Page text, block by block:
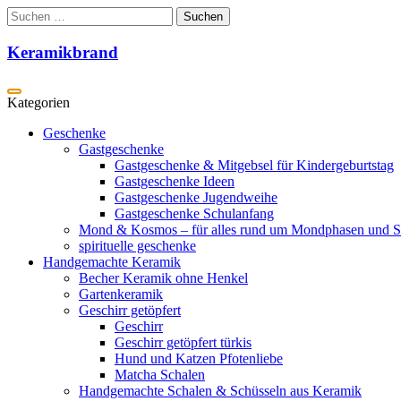
Zum
Inhalt
springen
Suchen
nach:
Keramikbrand
Geschenke
Gastgeschenke
Gastgeschenke & Mitgebsel für Kindergeburtstag
Gastgeschenke Ideen
Gastgeschenke Jugendweihe
Gastgeschenke Schulanfang
Mond & Kosmos – für alles rund um Mondphasen und
spirituelle geschenke
Handgemachte Keramik
Becher Keramik ohne Henkel
Gartenkeramik
Geschirr getöpfert
Geschirr
Geschirr getöpfert türkis
Hund und Katzen Pfotenliebe
Matcha Schalen
Handgemachte Schalen & Schüsseln aus Keramik